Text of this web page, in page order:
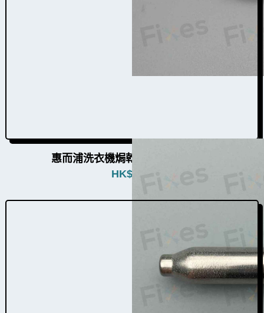
惠而浦洗衣機焗乾感溫掣W022005
HK$